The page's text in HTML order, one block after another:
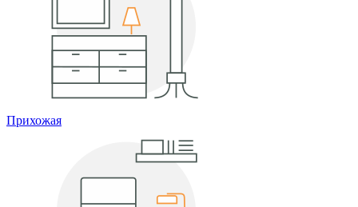
Прихожая